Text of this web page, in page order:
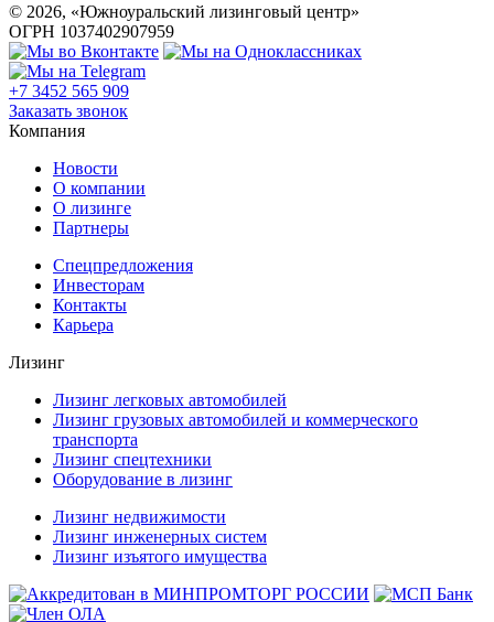
© 2026, «Южноуральский лизинговый центр»
ОГРН 1037402907959
+7 3452 565 909
Заказать звонок
Компания
Новости
О компании
О лизинге
Партнеры
Спецпредложения
Инвесторам
Контакты
Карьера
Лизинг
Лизинг легковых автомобилей
Лизинг грузовых автомобилей и коммерческого
транспорта
Лизинг спецтехники
Оборудование в лизинг
Лизинг недвижимости
Лизинг инженерных систем
Лизинг изъятого имущества